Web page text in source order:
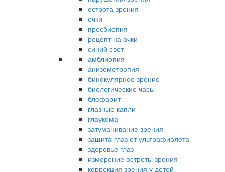
острота зрения
очки
пресбиопия
рецепт на очки
синий свет
амблиопия
анизометропия
бинокулярное зрение
биологические часы
блефарит
глазные капли
глаукома
затуманивание зрения
защита глаз от ультрафиолета
здоровье глаз
измерение остроты зрения
коррекция зрения у детей